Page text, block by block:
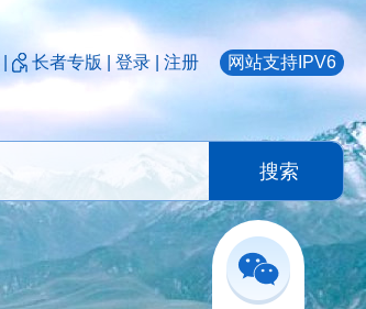
长者专版 登录 注册 网站支持IPV6
搜索